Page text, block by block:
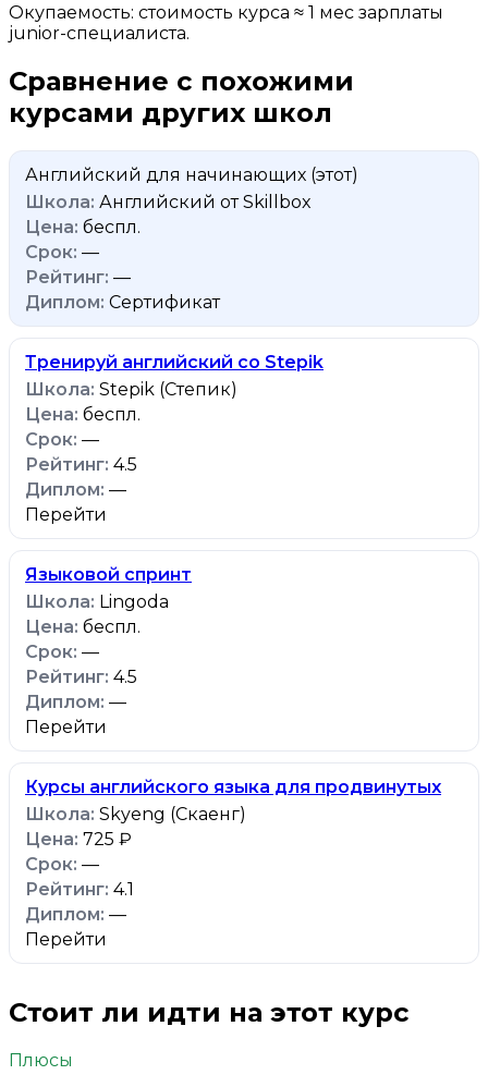
Окупаемость: стоимость курса ≈ 1 мес зарплаты
junior-специалиста.
Сравнение с похожими
курсами других школ
Английский для начинающих (этот)
Английский от Skillbox
беспл.
—
—
Сертификат
Тренируй английский со Stepik
Stepik (Степик)
беспл.
—
4.5
—
Перейти
Языковой спринт
Lingoda
беспл.
—
4.5
—
Перейти
Курсы английского языка для продвинутых
Skyeng (Скаенг)
725 ₽
—
4.1
—
Перейти
Стоит ли идти на этот курс
Плюсы